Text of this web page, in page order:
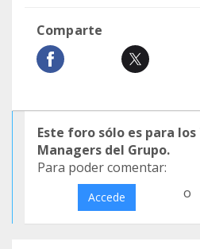
Comparte
Este foro sólo es para
Managers del Grupo.
Para poder comentar:
Accede o